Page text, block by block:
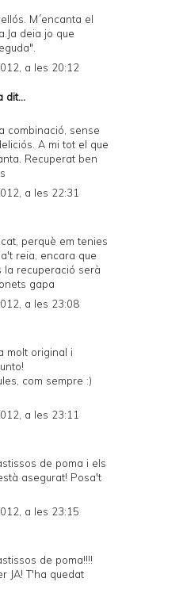
M´encanta el
deia jo que
a les 20:12
dit...
combinació, sense
A mi tot el que
Recuperat ben
a les 22:31
perquè em tenies
reia, encara que
la recuperació serà
gapa
a les 23:08
molt original i
com sempre :)
a les 23:11
de poma i els
asegurat! Posa't
a les 23:15
de poma!!!!
JA! T'ha quedat